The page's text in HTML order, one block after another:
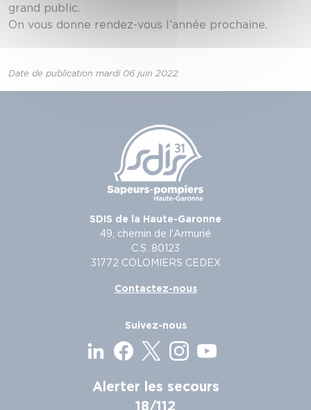
grand public.
On vous donne rendez-vous l’année prochaine.
Date de publication mardi 06 juin 2022
SDIS de la Haute-Garonne
49, chemin de l'Armurié
C.S. 80123
31772 COLOMIERS CEDEX
Contactez-nous
Suivez-nous
Alerter les secours
18/112